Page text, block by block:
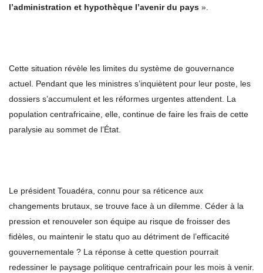
l’administration et hypothèque l’avenir du pays ».
Cette situation révèle les limites du système de gouvernance
actuel. Pendant que les ministres s’inquiètent pour leur poste, les
dossiers s’accumulent et les réformes urgentes attendent. La
population centrafricaine, elle, continue de faire les frais de cette
paralysie au sommet de l’État.
Le président Touadéra, connu pour sa réticence aux
changements brutaux, se trouve face à un dilemme. Céder à la
pression et renouveler son équipe au risque de froisser des
fidèles, ou maintenir le statu quo au détriment de l’efficacité
gouvernementale ? La réponse à cette question pourrait
redessiner le paysage politique centrafricain pour les mois à venir.